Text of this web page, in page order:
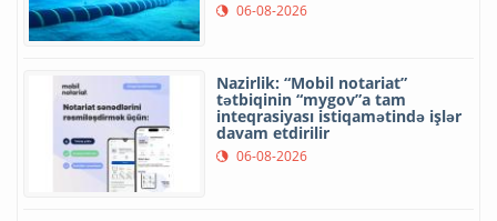
06-08-2026
Nazirlik: “Mobil notariat”
tətbiqinin “mygov”a tam
inteqrasiyası istiqamətində işlər
davam etdirilir
06-08-2026